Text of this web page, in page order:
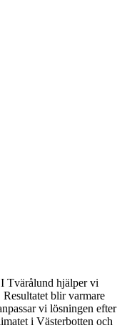
Tvärålund hjälper vi
blir varmare
vi lösningen efter
i Västerbotten och